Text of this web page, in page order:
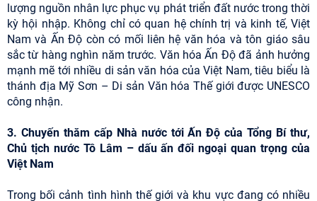
lượng nguồn nhân lực phục vụ phát triển đất nước trong thời
kỳ hội nhập. Không chỉ có quan hệ chính trị và kinh tế, Việt
Nam và Ấn Độ còn có mối liên hệ văn hóa và tôn giáo sâu
sắc từ hàng nghìn năm trước. Văn hóa Ấn Độ đã ảnh hưởng
mạnh mẽ tới nhiều di sản văn hóa của Việt Nam, tiêu biểu là
thánh địa Mỹ Sơn – Di sản Văn hóa Thế giới được UNESCO
công nhận.
3. Chuyến thăm cấp Nhà nước tới Ấn Độ của Tổng Bí thư,
Chủ tịch nước Tô Lâm – dấu ấn đối ngoại quan trọng của
Việt Nam
Trong bối cảnh tình hình thế giới và khu vực đang có nhiều